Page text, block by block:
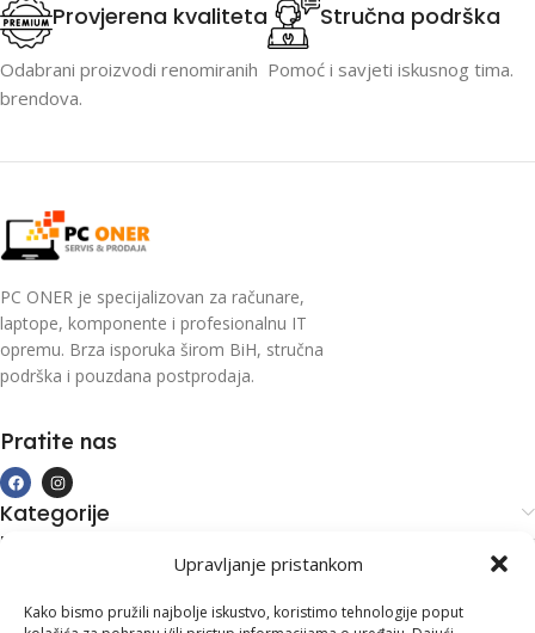
Upravljanje pristankom
Kako bismo pružili najbolje iskustvo, koristimo tehnologije poput
Provjerena kvaliteta
Odabrani proizvodi renomiranih
brendova.
Stručna podrška
Pomoć i savjeti iskusnog tima.
PC ONER je specijalizovan za računare,
laptope, komponente i profesionalnu IT
opremu. Brza isporuka širom BiH, stručna
podrška i pouzdana postprodaja.
Pratite nas
Kategorije
Kupovina i podrška
Kontakt informacije